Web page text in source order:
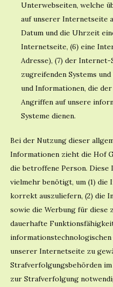
Unterwebseiten, welche
auf unserer Internetseite
Datum und die Uhrzeit
Internetseite, (6) eine
Adresse), (7) der
zugreifenden Systems
und Informationen, die
Angriffen auf unsere
Systeme dienen.
Bei der Nutzung dieser
Informationen zieht die Hof
die betroffene Person. Diese
vielmehr benötigt, um (1)
korrekt auszuliefern, (2) die
sowie die Werbung für diese
dauerhafte
informationstechnologischen
unserer Internetseite zu
Strafverfolgungsbehörden
zur Strafverfolgung